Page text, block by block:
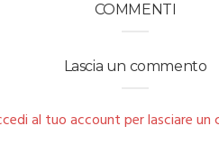
COMMENTI
Lascia un commento
al tuo account per lasciare un